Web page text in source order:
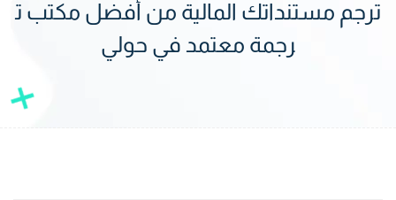
ترجم مستنداتك المالية من أفضل مكتب ت
رجمة معتمد في حولي